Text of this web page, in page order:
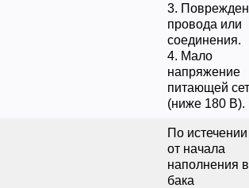
3.
провода или
соединения.
4. Мало
напряжение
питающей
(ниже 180 В).
По
от начала
наполнения
бака